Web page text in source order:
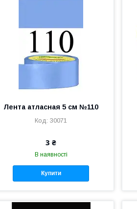
Лента атласная 5 см №110
30071
3 ₴
В наявності
Купити